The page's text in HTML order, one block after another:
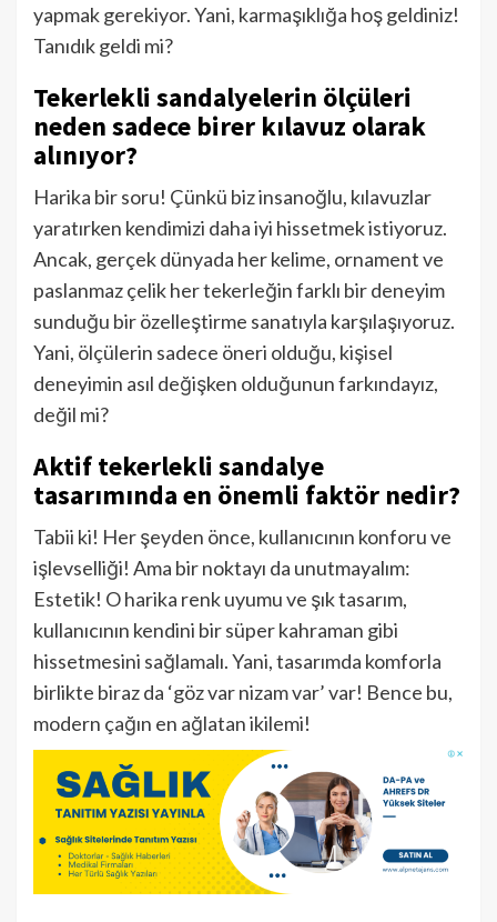
yapmak gerekiyor. Yani, karmaşıklığa hoş geldiniz!
Tanıdık geldi mi?
Tekerlekli sandalyelerin ölçüleri
neden sadece birer kılavuz olarak
alınıyor?
Harika bir soru! Çünkü biz insanoğlu, kılavuzlar
yaratırken kendimizi daha iyi hissetmek istiyoruz.
Ancak, gerçek dünyada her kelime, ornament ve
paslanmaz çelik her tekerleğin farklı bir deneyim
sunduğu bir özelleştirme sanatıyla karşılaşıyoruz.
Yani, ölçülerin sadece öneri olduğu, kişisel
deneyimin asıl değişken olduğunun farkındayız,
değil mi?
Aktif tekerlekli sandalye
tasarımında en önemli faktör nedir?
Tabii ki! Her şeyden önce, kullanıcının konforu ve
işlevselliği! Ama bir noktayı da unutmayalım:
Estetik! O harika renk uyumu ve şık tasarım,
kullanıcının kendini bir süper kahraman gibi
hissetmesini sağlamalı. Yani, tasarımda komforla
birlikte biraz da ‘göz var nizam var’ var! Bence bu,
modern çağın en ağlatan ikilemi!